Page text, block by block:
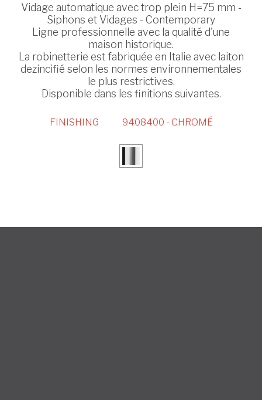
Vidage automatique avec trop plein H=75 mm -
Siphons et Vidages - Contemporary
Ligne professionnelle avec la qualité d'une
maison historique.
La robinetterie est fabriquée en Italie avec laiton
dezincifié selon les normes environnementales
le plus restrictives.
Disponible dans les finitions suivantes.
FINISHING 9408400 - CHROMÉ